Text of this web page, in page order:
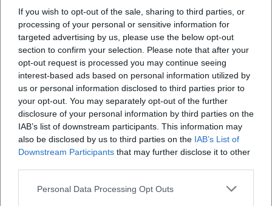
If you wish to opt-out of the sale, sharing to third parties, or
processing of your personal or sensitive information for
targeted advertising by us, please use the below opt-out
section to confirm your selection. Please note that after your
opt-out request is processed you may continue seeing
interest-based ads based on personal information utilized by
us or personal information disclosed to third parties prior to
your opt-out. You may separately opt-out of the further
disclosure of your personal information by third parties on the
IAB’s list of downstream participants. This information may
also be disclosed by us to third parties on the IAB’s List of
Downstream Participants that may further disclose it to other
Personal Data Processing Opt Outs
Map unavailable
Open in Google Maps